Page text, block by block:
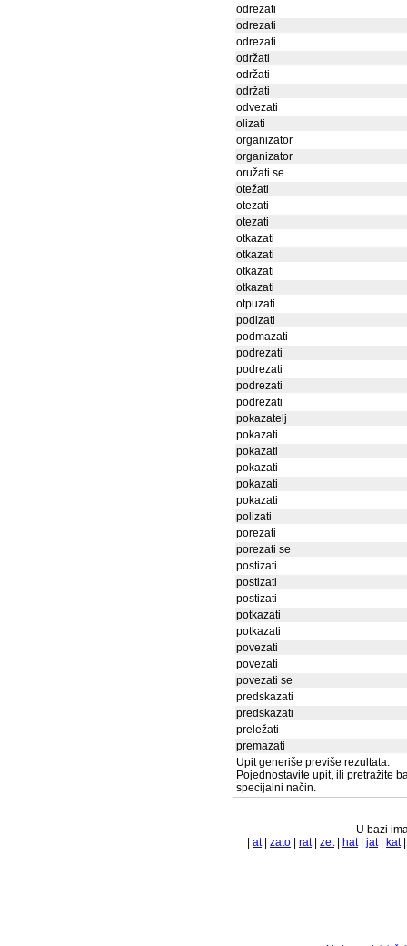
odrezati
odrezati
odrezati
održati
održati
održati
odvezati
olizati
organizator
organizator
oružati se
otežati
otezati
otezati
otkazati
otkazati
otkazati
otkazati
otpuzati
podizati
podmazati
podrezati
podrezati
podrezati
podrezati
pokazatelj
pokazati
pokazati
pokazati
pokazati
pokazati
polizati
porezati
porezati se
postizati
postizati
postizati
potkazati
potkazati
povezati
povezati
povezati se
predskazati
predskazati
preležati
premazati
Upit generiše previše rezultata.
Pojednostavite upit, ili pretražite
specijalni način.
U bazi
at| zato rat| zet| hat| jat| kat